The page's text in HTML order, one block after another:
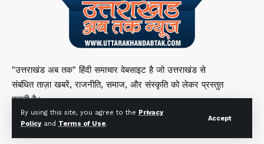
By using this site, you agree to the Privacy
Policyand Terms of Use.
Accept
"उत्तराखंड अब तक" हिंदी समाचार वेबसाइट है जो उत्तराखंड से
संबंधित ताज़ा खबरें, राजनीति, समाज, और संस्कृति को लेकर प्रस्तुत
करती है।